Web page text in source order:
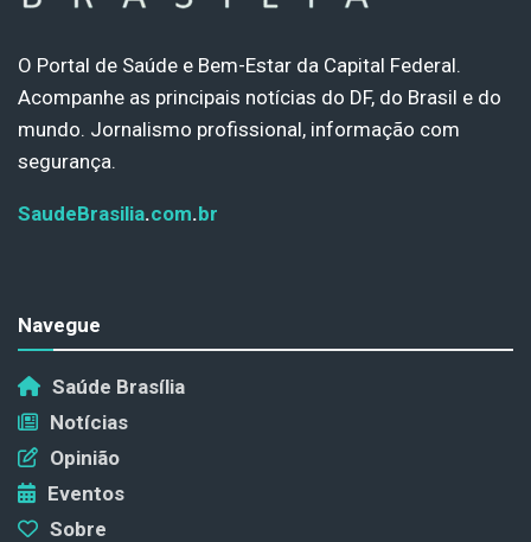
O Portal de Saúde e Bem-Estar da Capital Federal.
Acompanhe as principais notícias do DF, do Brasil e do
mundo. Jornalismo profissional, informação com
segurança.
SaudeBrasilia.com.br
Navegue
Saúde Brasília
Notícias
Opinião
Eventos
Sobre